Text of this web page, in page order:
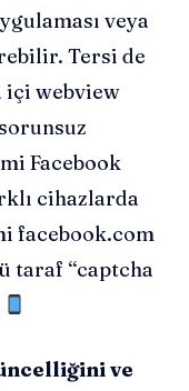
veya
Tersi de
içi webview
Facebook
cihazlarda
facebook.com
taraf “captcha
ve